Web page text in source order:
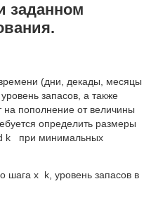
заданном
(дни, декады, месяцы
запасов, а также
на пополнение от величины
определить размеры
d k при минимальных
шага x k, уровень запасов в